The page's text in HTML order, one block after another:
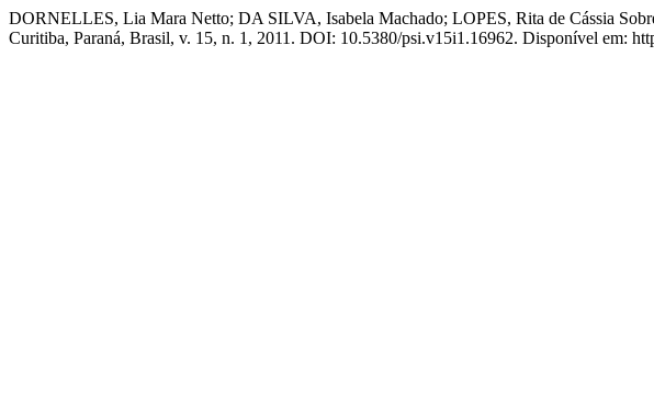
DORNELLES, Lia Mara Netto; DA SILVA, Isabela Machado; LOPES, Rita de Cássia
Curitiba, Paraná, Brasil, v. 15, n. 1, 2011. DOI: 10.5380/psi.v15i1.16962. Disponível em: